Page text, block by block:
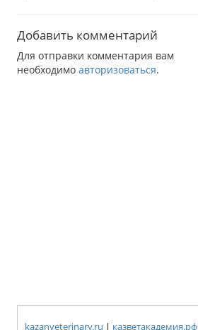
Добавить комментарий
Для отправки комментария вам
необходимо авторизоваться.
kazanveterinary.ru | казветакадемия.рф